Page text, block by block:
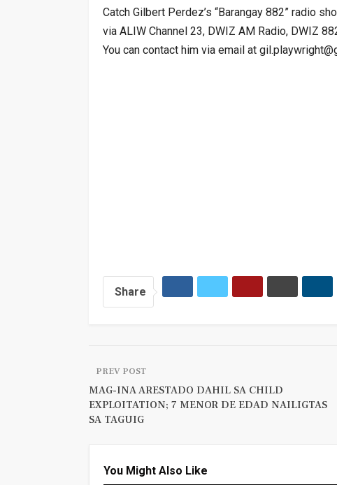
Catch Gilbert Perdez’s “Barangay 882” radio
via ALIW Channel 23, DWIZ AM Radio, DWIZ
You can contact him via email at
Share
PREV POST
MAG-INA ARESTADO DAHIL SA CHILD
EXPLOITATION; 7 MENOR DE EDAD NAILIGTAS
SA TAGUIG
You Might Also Like